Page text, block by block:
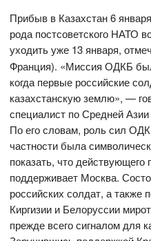
Прибыв в Казахстан 6
рода постсоветского НАТО
уходить уже 13 января,
Франция). «Миссия ОДКБ
когда первые российские
казахстанскую землю», —
специалист по Средней
По его словам, роль сил
частности была
показать, что действующего
поддерживает Москва.
российских солдат, а также
Киргизии и Белоруссии
прежде всего сигналом для